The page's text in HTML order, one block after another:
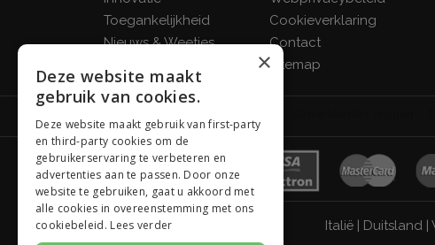
Toegankelijkheid
Nieuws & Weetjes
Cookieverklaring
Contact
Sitemap
Italië| Duitsland|
×
Deze website maakt
gebruik van cookies.
Deze website maakt gebruik van first-party
en third-party cookies om de
gebruikerservaring te verbeteren en
advertenties aan te passen. Door onze
website te gebruiken, gaat u akkoord met
alle cookies in overeenstemming met ons
cookiebeleid. Lees verder